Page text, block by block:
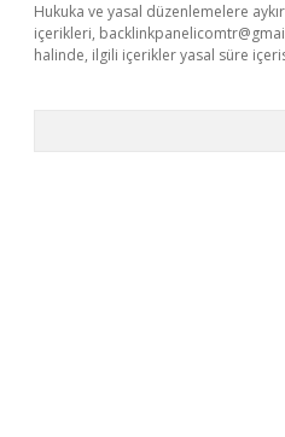
Hukuka ve yasal düzenlemelere
içerikleri,
halinde, ilgili içerikler yasal süre